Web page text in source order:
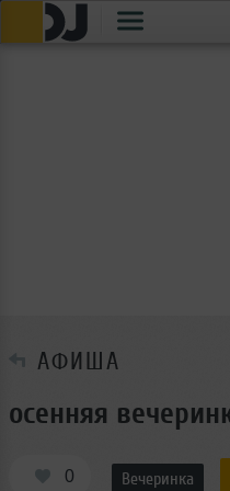
АФИША
осенняя
0 Вечеринка